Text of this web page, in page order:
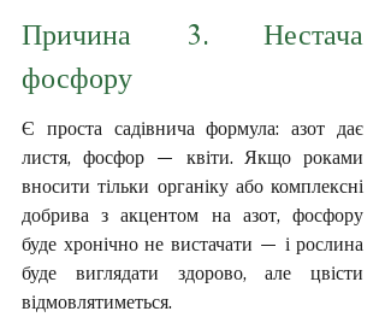
Причина 3. Нестача
фосфору
Є проста садівнича формула: азот дає
листя, фосфор — квіти. Якщо роками
вносити тільки органіку або комплексні
добрива з акцентом на азот, фосфору
буде хронічно не вистачати — і рослина
буде виглядати здорово, але цвісти
відмовлятиметься.